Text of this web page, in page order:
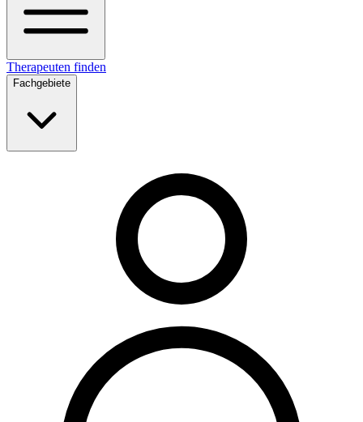
Therapeuten finden
Fachgebiete